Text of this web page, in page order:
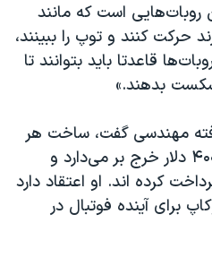
است که مانند
حرکت کنند و توپ را ببينند،
قاعدتا بايد بتوانند تا
مهندسی گفت، ساخت هر
ربات در حال حاضر تقريبا ۴۰۰۰ دلار خرج بر می‌دارد و
کرده اند. او اعتقاد دارد
برای آینده فوتبال در